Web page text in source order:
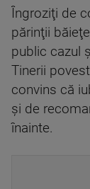
Îngroziţi de
părinţii
public cazul
Tinerii
convins că
şi de
înainte.